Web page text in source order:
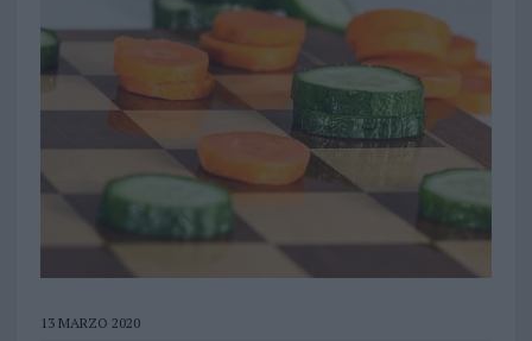
13 MARZO 2020